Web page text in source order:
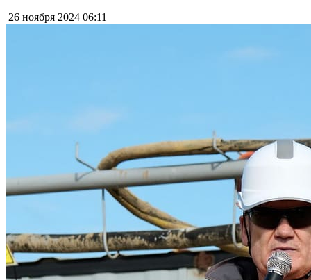
26 ноября 2024 06:11